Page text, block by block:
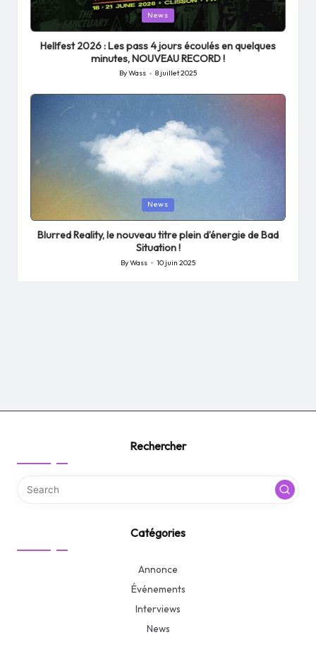
Posted
in
News
Hellfest 2026 : Les pass 4 jours écoulés en quelques
minutes, NOUVEAU RECORD !
Posted
ByWass 8 juillet 2025
in
News
Blurred Reality, le nouveau titre plein d’énergie de Bad
Situation !
Posted
ByWass 10 juin 2025
Rechercher
Catégories
Annonce
Événements
Interviews
News